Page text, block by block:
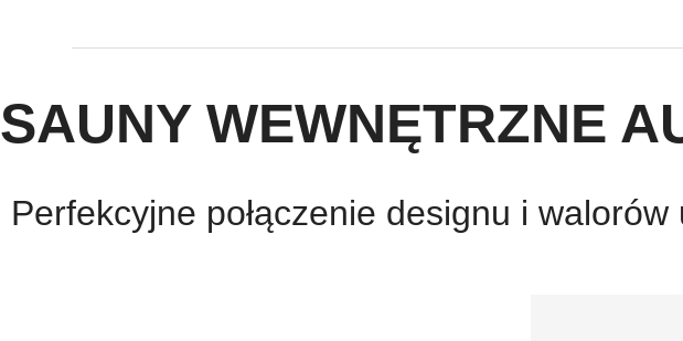
SAUNY WEWNĘTRZNE
Perfekcyjne połączenie designu i walorów